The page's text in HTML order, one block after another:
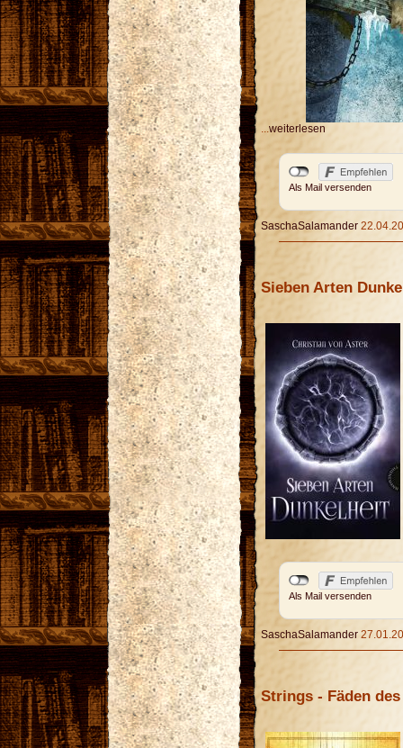
...weiterlesen
Als Mail versenden
SaschaSalamander
Sieben Arten
Als Mail versenden
SaschaSalamander
Strings - Fäden